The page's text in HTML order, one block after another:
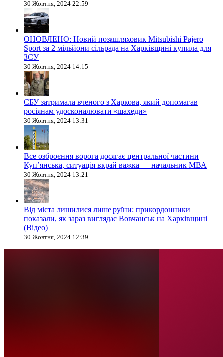
30 Жовтня, 2024 22:59
ОНОВЛЕНО: Новий позашляховик Mitsubishi Pajero
Sport за 2 мільйони сільрада на Харківщині купила для
ЗСУ
30 Жовтня, 2024 14:15
СБУ затримала вченого з Харкова, який допомагав
росіянам удосконалювати «шахеди»
30 Жовтня, 2024 13:31
Все озброєння ворога досягає центральної частини
Куп’янська, ситуація вкрай важка — начальник МВА
30 Жовтня, 2024 13:21
Від міста лишилися лише руїни: прикордонники
показали, як зараз виглядає Вовчанськ на Харківщині
(Відео)
30 Жовтня, 2024 12:39